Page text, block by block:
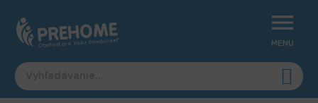
navigation
MENU